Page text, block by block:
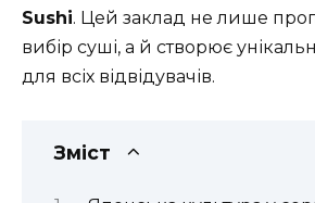
Sushі. Цей заклад не лише
вибір суші, а й створює
для всіх відвідувачів.
Зміст